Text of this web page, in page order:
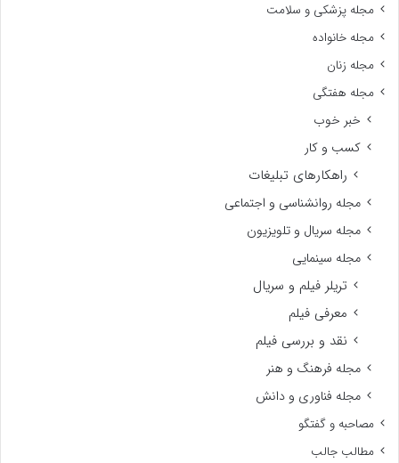
مجله پزشکی و سلامت
مجله خانواده
مجله زنان
مجله هفتگی
خبر خوب
کسب و کار
راهکارهای تبلیغات
مجله روانشناسی و اجتماعی
مجله سریال و تلویزیون
مجله سینمایی
تریلر فیلم و سریال
معرفی فیلم
نقد و بررسی فیلم
مجله فرهنگ و هنر
مجله فناوری و دانش
مصاحبه و گفتگو
مطالب جالب